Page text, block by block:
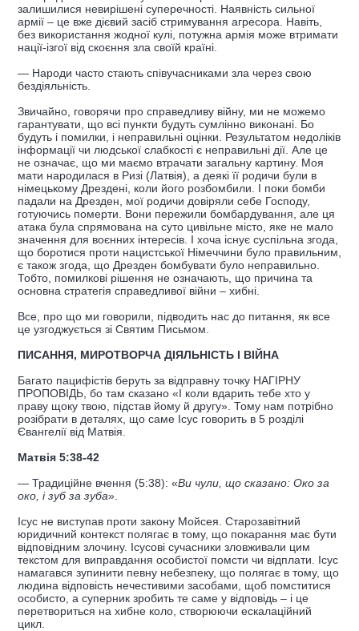
залишилися невирішені суперечності. Наявність сильної
армії – це вже дієвий засіб стримування агресора. Навіть,
без використання жодної кулі, потужна армія може втримати
нації-ізгої від скоєння зла своїй країні.
— Народи часто стають співучасниками зла через свою
бездіяльність.
Звичайно, говорячи про справедливу війну, ми не можемо
гарантувати, що всі пункти будуть сумлінно виконані. Бо
будуть і помилки, і неправильні оцінки. Результатом недоліків
інформації чи людської слабкості є неправильні дії. Але це
не означає, що ми маємо втрачати загальну картину. Моя
мати народилася в Ризі (Латвія), а деякі її родичи були в
німецькому Дрездені, коли його розбомбили. І поки бомби
падали на Дрезден, мої родичи довіряли себе Господу,
готуючись померти. Вони пережили бомбардування, але ця
атака була спрямована на суто цивільне місто, яке не мало
значення для воєнних інтересів. І хоча існує суспільна згода,
що боротися проти нацистської Німеччини було правильним,
є також згода, що Дрезден бомбувати було неправильно.
Тобто, помилкові рішення не означають, що причина та
основна стратегія справедливої війни – хибні.
Все, про що ми говорили, підводить нас до питання, як все
це узгоджується зі Святим Письмом.
ПИСАННЯ, МИРОТВОРЧА ДІЯЛЬНІСТЬ І ВІЙНА
Багато пацифістів беруть за відправну точку НАГІРНУ
ПРОПОВІДЬ, бо там сказано «І коли вдарить тебе хто у
праву щоку твою, підстав йому й другу». Тому нам потрібно
розібрати в деталях, що саме Ісус говорить в 5 розділі
Євангелії від Матвія.
Матвія 5:38-42
— Традиційне вчення (5:38): «Ви чули, що сказано: Око за
око, і зуб за зуба».
Ісус не виступав проти закону Мойсея. Старозавітний
юридичний контекст полягає в тому, що покарання має бути
відповідним злочину. Ісусові сучасники зловживали цим
текстом для виправдання особистої помсти чи відплати. Ісус
намагався зупинити певну небезпеку, що полягає в тому, що
людина відповість нечестивими засобами, щоб помститися
особисто, а суперник зробить те саме у відповідь – і це
перетвориться на хибне коло, створюючи ескалаційний
цикл.